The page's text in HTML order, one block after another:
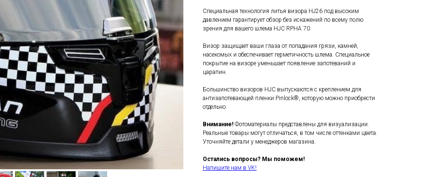
Специальная технология литья визора HJ26 под высоким
давлением гарантирует обзор без искажений по всему полю
зрения для вашего шлема HJC RPHA 70.
Визор защищает ваши глаза от попадания грязи, камней,
насекомых и обеспечивает герметичность шлема. Специальное
покрытие на визоре уменьшает появление запотеваний и
царапин.
Большинство визоров HJC выпускаются с креплением для
антизапотевающей пленки Pinlock®, которую можно приобрести
отдельно.
Внимание! Фотоматериалы представлены для визуализации.
Реальные товары могут отличаться, в том числе оттенками цвета.
Уточняйте детали у менеджеров магазина.
Остались вопросы? Мы поможем!
Напишите нам в VK!